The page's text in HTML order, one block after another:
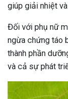
giúp giải nhiệt
Đối với phụ nữ
ngừa chứng táo
thành phần
và cả sự phát